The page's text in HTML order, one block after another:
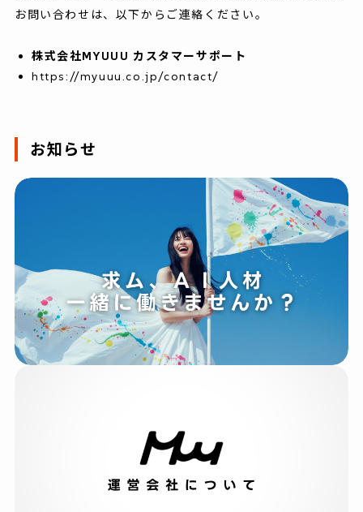
お問い合わせは、以下からご連絡ください。
株式会社MYUUU カスタマーサポート
https://myuuu.co.jp/contact/
お知らせ